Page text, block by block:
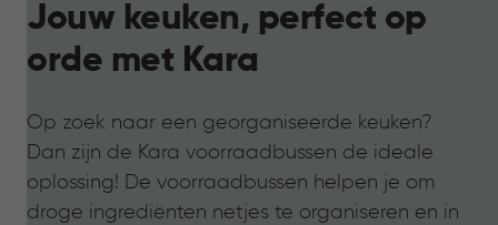
Jouw keuken, perfect op
orde met Kara
Op zoek naar een georganiseerde keuken?
Dan zijn de Kara voorraadbussen de ideale
oplossing! De voorraadbussen helpen je om
droge ingrediënten netjes te organiseren en in